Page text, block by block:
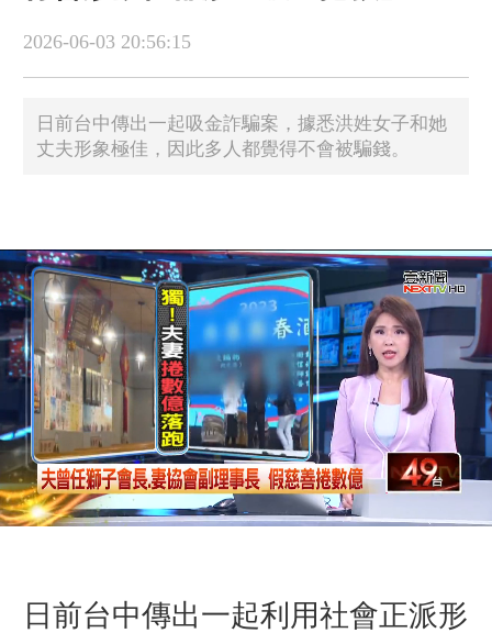
2026-06-03 20:56:15
日前台中傳出一起吸金詐騙案，據悉洪姓女子和她
丈夫形象極佳，因此多人都覺得不會被騙錢。
日前台中傳出一起利用社會正派形